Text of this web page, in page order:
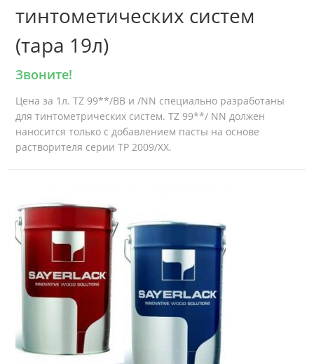
тинтометических систем
(тара 19л)
Звоните!
Цена за 1л. TZ 99**/BB и /NN специально разработаны
для тинтометрических систем. TZ 99**/ NN должен
наносится только с добавлением пасты на основе
растворителя серии TP 2009/XX.